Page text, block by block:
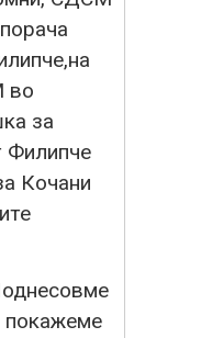
во
за
Филипче
Кочани
покажеме